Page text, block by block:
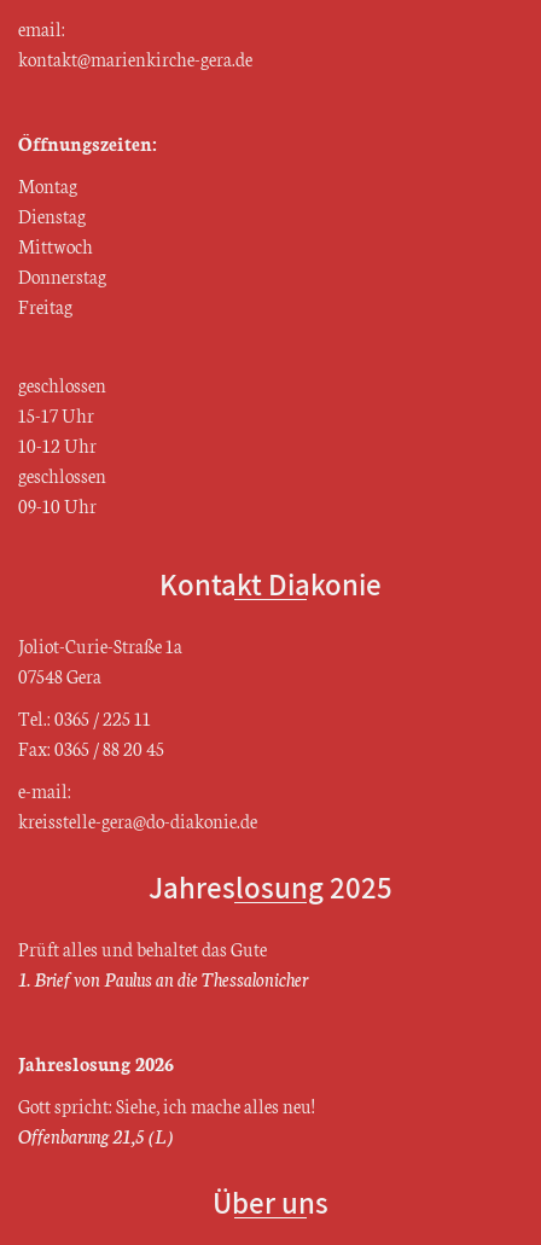
email:
kontakt@marienkirche-gera.de
Öffnungszeiten:
Montag
Dienstag
Mittwoch
Donnerstag
Freitag
geschlossen
15-17 Uhr
10-12 Uhr
geschlossen
09-10 Uhr
Kontakt Diakonie
Joliot-Curie-Straße 1a
07548 Gera
Tel.: 0365 / 225 11
Fax: 0365 / 88 20 45
e-mail:
kreisstelle-gera@do-diakonie.de
Jahreslosung 2025
Prüft alles und behaltet das Gute
1. Brief von Paulus an die Thessalonicher
Jahreslosung 2026
Gott spricht: Siehe, ich mache alles neu!
Offenbarung 21,5 (L)
Über uns